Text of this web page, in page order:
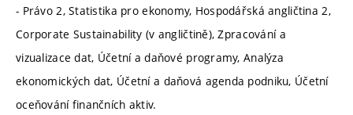
- Právo 2, Statistika pro ekonomy, Hospodářská angličtina 2,
Corporate Sustainability (v angličtině), Zpracování a
vizualizace dat, Účetní a daňové programy, Analýza
ekonomických dat, Účetní a daňová agenda podniku, Účetní
oceňování finančních aktiv.